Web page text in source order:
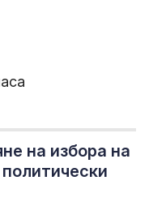
на избора на